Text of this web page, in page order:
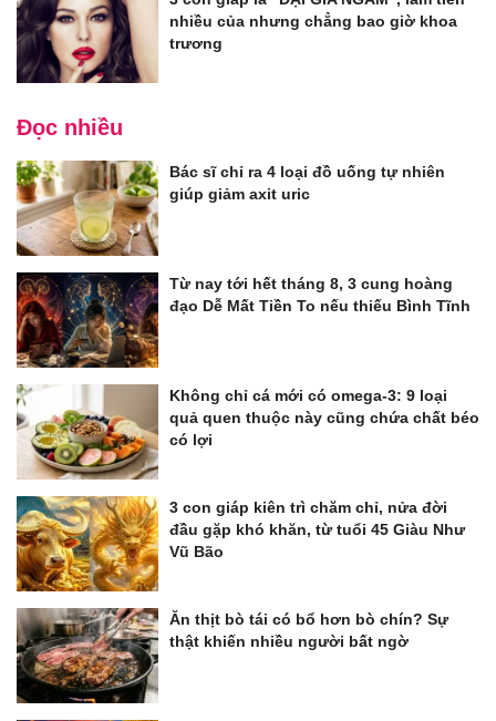
nhiều của nhưng chẳng bao giờ khoa
trương
Đọc nhiều
Bác sĩ chỉ ra 4 loại đồ uống tự nhiên
giúp giảm axit uric
Từ nay tới hết tháng 8, 3 cung hoàng
đạo Dễ Mất Tiền To nếu thiếu Bình Tĩnh
Không chỉ cá mới có omega-3: 9 loại
quả quen thuộc này cũng chứa chất béo
có lợi
3 con giáp kiên trì chăm chỉ, nửa đời
đầu gặp khó khăn, từ tuổi 45 Giàu Như
Vũ Bão
Ăn thịt bò tái có bổ hơn bò chín? Sự
thật khiến nhiều người bất ngờ